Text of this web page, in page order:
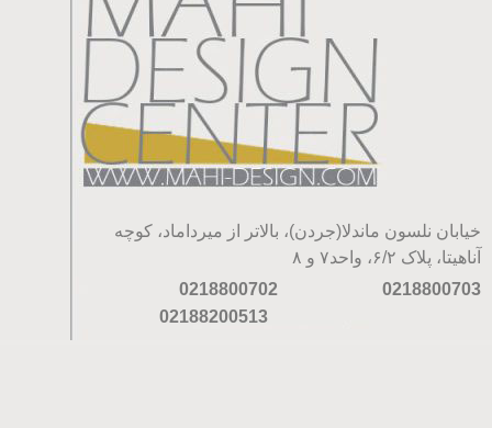
خیابان نلسون ماندلا(جردن)، بالاتر از میرداماد، کوچه
آناهیتا، پلاک ۶/۲، واحد۷ و ۸
0218800703
0218800702
02188200513